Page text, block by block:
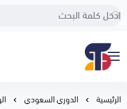
Sport Touch
الرئيسية الدوري السعودي